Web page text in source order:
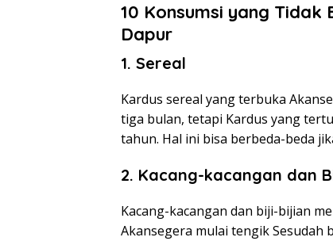
10 Konsumsi yang Tidak
Dapur
1. Sereal
Kardus sereal yang terbuka
tiga bulan, tetapi Kardus yang
tahun. Hal ini bisa berbeda-beda
2. Kacang-kacangan dan
Kacang-kacangan dan biji-bijian
Akansegera mulai tengik Sesudah